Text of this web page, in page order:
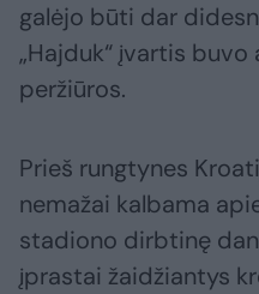
galėjo būti dar
„Hajduk“ įvartis buvo
peržiūros.
Prieš rungtynes
nemažai kalbama
stadiono dirbtinę
įprastai žaidžiantys